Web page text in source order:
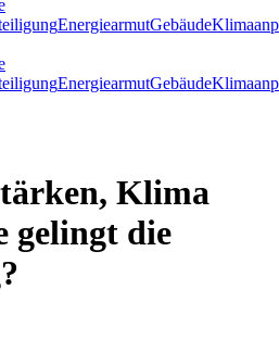
EnergiearmutGebäude
EnergiearmutGebäude
Klima
gelingt die